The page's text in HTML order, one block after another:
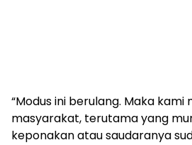
“Modus ini berulang. Maka kami
masyarakat, terutama yang
keponakan atau saudaranya